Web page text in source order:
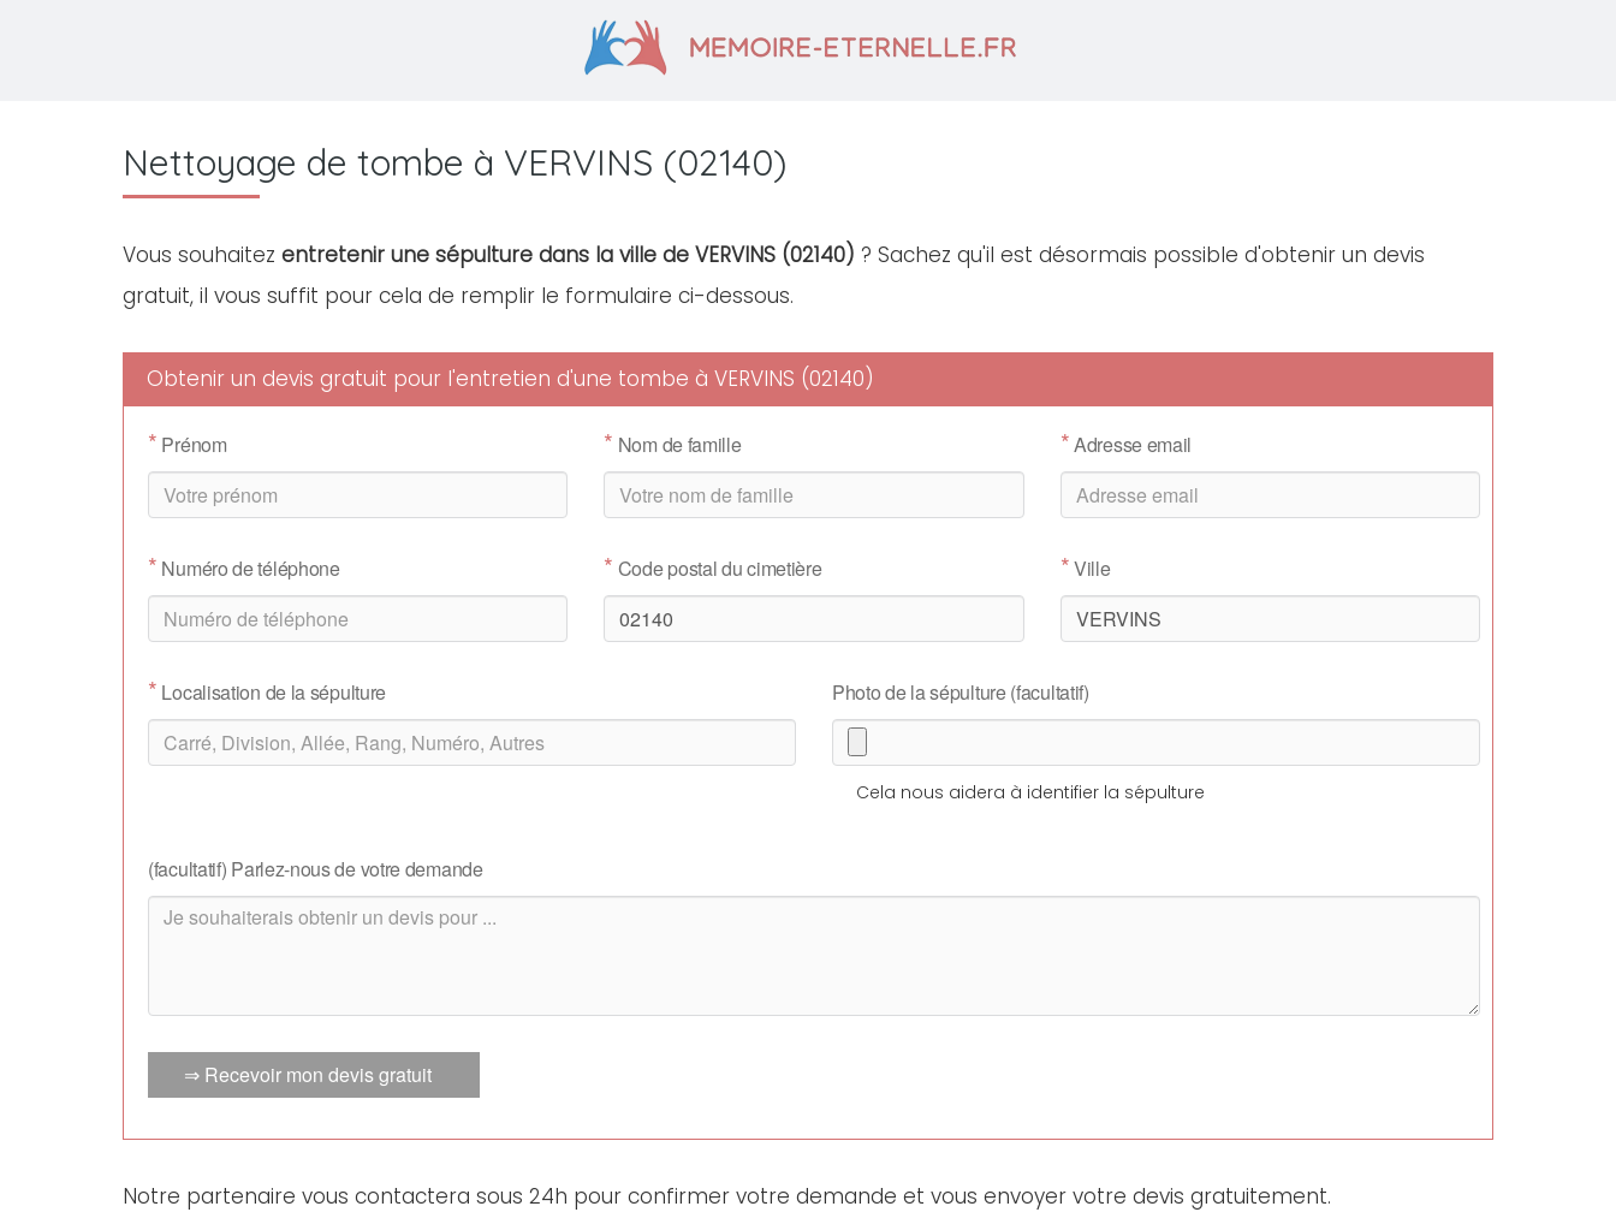
Nettoyage de tombe à VERVINS (02140)
Vous souhaitez entretenir une sépulture dans la ville de VERVINS (02140) ? Sachez qu'il est désormais possible d'obtenir un devis
gratuit, il vous suffit pour cela de remplir le formulaire ci-dessous.
Obtenir un devis gratuit pour l'entretien d'une tombe à VERVINS (02140)
* Prénom * Nom de famille *Adresse email
* Numéro de téléphone * Code postal du cimetière *Ville
* Localisation de la sépulture Photo de la sépulture (facultatif)
Cela nous aidera à identifier la sépulture
(facultatif) Parlez-nous de votre demande
⇒ Recevoir mon devis gratuit
Notre partenaire vous contactera sous 24h pour confirmer votre demande et vous envoyer votre devis gratuitement.